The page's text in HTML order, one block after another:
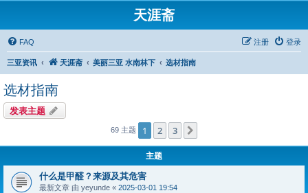
天涯斋
FAQ 登录
注册
三亚资讯 天涯斋 美丽三亚 水南林下 选材指南
选材指南
发表主题
69 主题 1 2 3
主题
什么是甲醛？来源及其危害
最新文章 由 yeyunde « 2025-03-01 19:54